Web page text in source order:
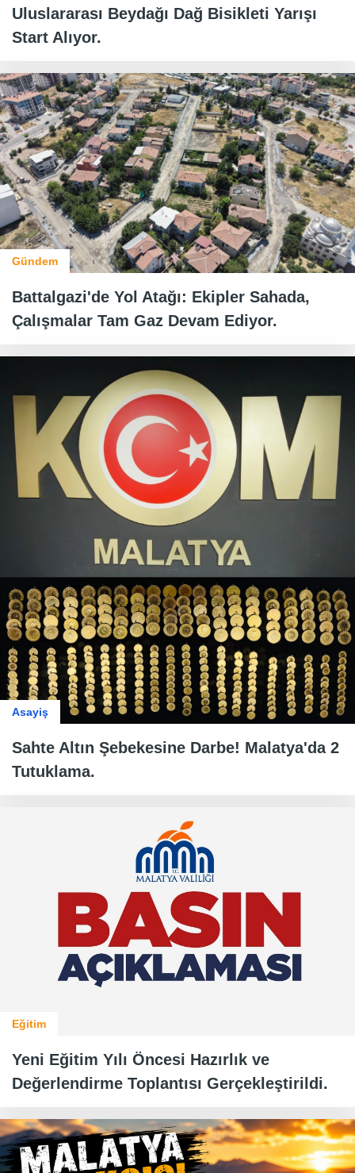
Uluslararası Beydağı Dağ Bisikleti Yarışı
Start Alıyor.
Gündem
Battalgazi'de Yol Atağı: Ekipler Sahada,
Çalışmalar Tam Gaz Devam Ediyor.
Asayiş
Sahte Altın Şebekesine Darbe! Malatya'da 2
Tutuklama.
Eğitim
Yeni Eğitim Yılı Öncesi Hazırlık ve
Değerlendirme Toplantısı Gerçekleştirildi.